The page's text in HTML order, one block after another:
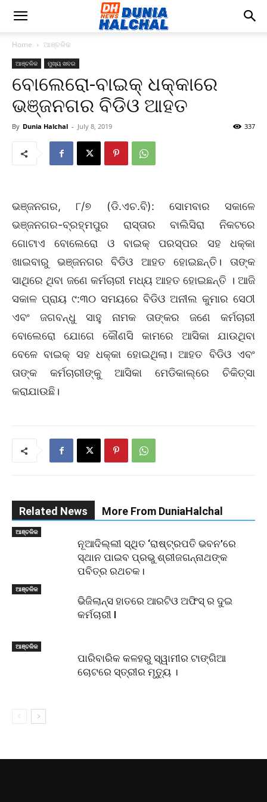
Home ଆଞ୍ଚଳିକ
ଆଞ୍ଚଳିକ ମୁଖ୍ୟ ଖବର
ବୋଲେରୋ-ବାଇକ୍‌ ଧକ୍କାରେ
ଭଞ୍ଜନଗର ବିଡିଓ ଆହତ
By Dunia Halchal - July 8, 2019 337
ଭଞ୍ଜନଗର, ୮/୭ (ଡି.ଏଚ.ବି): ସୋମବାର ସକାଳେ
ଭଞ୍ଜନଗର-ବ୍ରହ୍ମପୁର ରାସ୍ତାର ବାଲିସିରା ନିକଟରେ
ଗୋଟାଏ ବୋଲେରୋ ଓ ବାଇକ୍‌ ପରସ୍ପର ସହ ଧକ୍କା
ଖାଇବାରୁ ଭଞ୍ଜନଗର ବିଡିଓ ଆହତ ହୋଇଛନ୍ତି। ତାଙ୍କ
ସାଥିରେ ଥିବା ଜଣେ କର୍ମଚାରୀ ମଧ୍ୟ ଆହତ ହୋଇଛନ୍ତି । ଆଜି
ସକାଳ ପ୍ରାୟ ୯:୩୦ ସମୟରେ ବିଡିଓ ଅନୀଲ କୁମାର ସେଠୀ
ଏବଂ ଜଗବନ୍ଧୁ ସାହୁ ନାମକ ତାଙ୍କର ଜଣେ କର୍ମଚାରୀ
ବୋଲେରୋ ଯୋଗେ କୌଣସି କାମରେ ଆସିକା ଯାଉଥିବା
ବେଳେ ବାଇକ୍‌ ସହ ଧକ୍କା ହୋଇଥିଲା। ଆହତ ବିଡିଓ ଏବଂ
ତାଙ୍କ କର୍ମଚାରୀଙ୍କୁ ଆସିକା ମେଡିକାଲ୍‌ରେ ଚିକିତ୍ସା
କରାଯାଉଛି।
Related News More From DuniaHalchal
ଆଞ୍ଚଳିକ
ନୂଆଦିଲ୍ଲୀ ସ୍ଥିତ ‘ରାଷ୍ଟ୍ରପତି ଭବନ’ରେ
ସ୍ଥାନ ପାଇବ ପ୍ରଭୁ ଶ୍ରୀଜଗନ୍ନାଥଙ୍କ
ପବିତ୍ର ରଥଚକ।
ଆଞ୍ଚଳିକ
ଭିଜିଲାନ୍ସ ହାତରେ ଆରଟିଓ ଅଫିସ୍ ର ଦୁଇ
କର୍ମଚାରୀ l
ଆଞ୍ଚଳିକ
ପାରିବାରିକ କଳହରୁ ସ୍ୱାମୀର ଟାଙ୍ଗିଆ
ଚୋଟରେ ସ୍ତ୍ରୀର ମୃତ୍ୟୁ ।